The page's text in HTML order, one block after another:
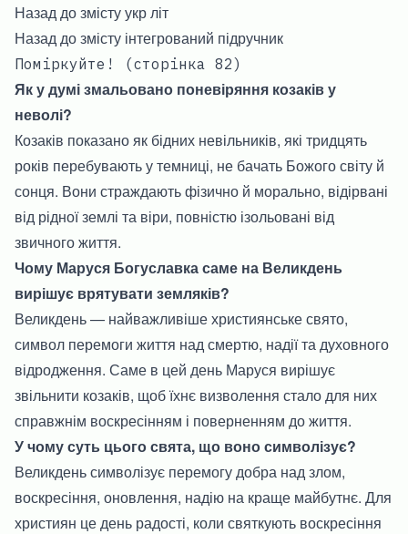
Назад до змісту укр літ
Назад до змісту інтегрований підручник
Поміркуйте! (сторінка 82)
Як у думі змальовано поневіряння козаків у
неволі?
Козаків показано як бідних невільників, які тридцять
років перебувають у темниці, не бачать Божого світу й
сонця. Вони страждають фізично й морально, відірвані
від рідної землі та віри, повністю ізольовані від
звичного життя.
Чому Маруся Богуславка саме на Великдень
вирішує врятувати земляків?
Великдень — найважливіше християнське свято,
символ перемоги життя над смертю, надії та духовного
відродження. Саме в цей день Маруся вирішує
звільнити козаків, щоб їхнє визволення стало для них
справжнім воскресінням і поверненням до життя.
У чому суть цього свята, що воно символізує?
Великдень символізує перемогу добра над злом,
воскресіння, оновлення, надію на краще майбутнє. Для
християн це день радості, коли святкують воскресіння